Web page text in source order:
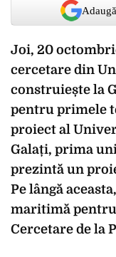
Joi, 20
cercetare din
construiește la
pentru primele
proiect al
Galați, prima
prezintă un
Pe lângă
maritimă pentru
Cercetare de la